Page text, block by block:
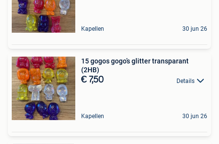
Kapellen 30 jun 26
15 gogos gogo’s glitter transparant
(2HB)
€ 7,50 Details
Kapellen 30 jun 26